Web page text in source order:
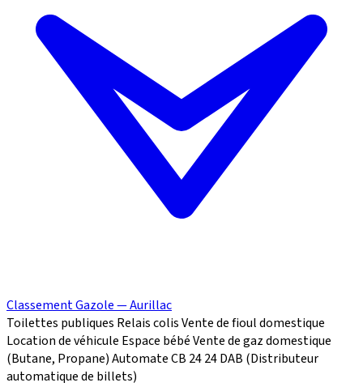
Classement Gazole — Aurillac
Toilettes publiques Relais colisVente de fioul domestique
Location de véhicule Espace bébéVente de gaz domestique
(Butane, Propane)Automate CB 2424DAB (Distributeur
automatique de billets)